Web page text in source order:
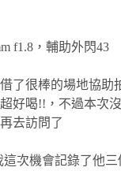
f1.8，輔助外閃43
了很棒的場地協助
好喝!!，不過本次
去訪問了
這次機會記錄了他